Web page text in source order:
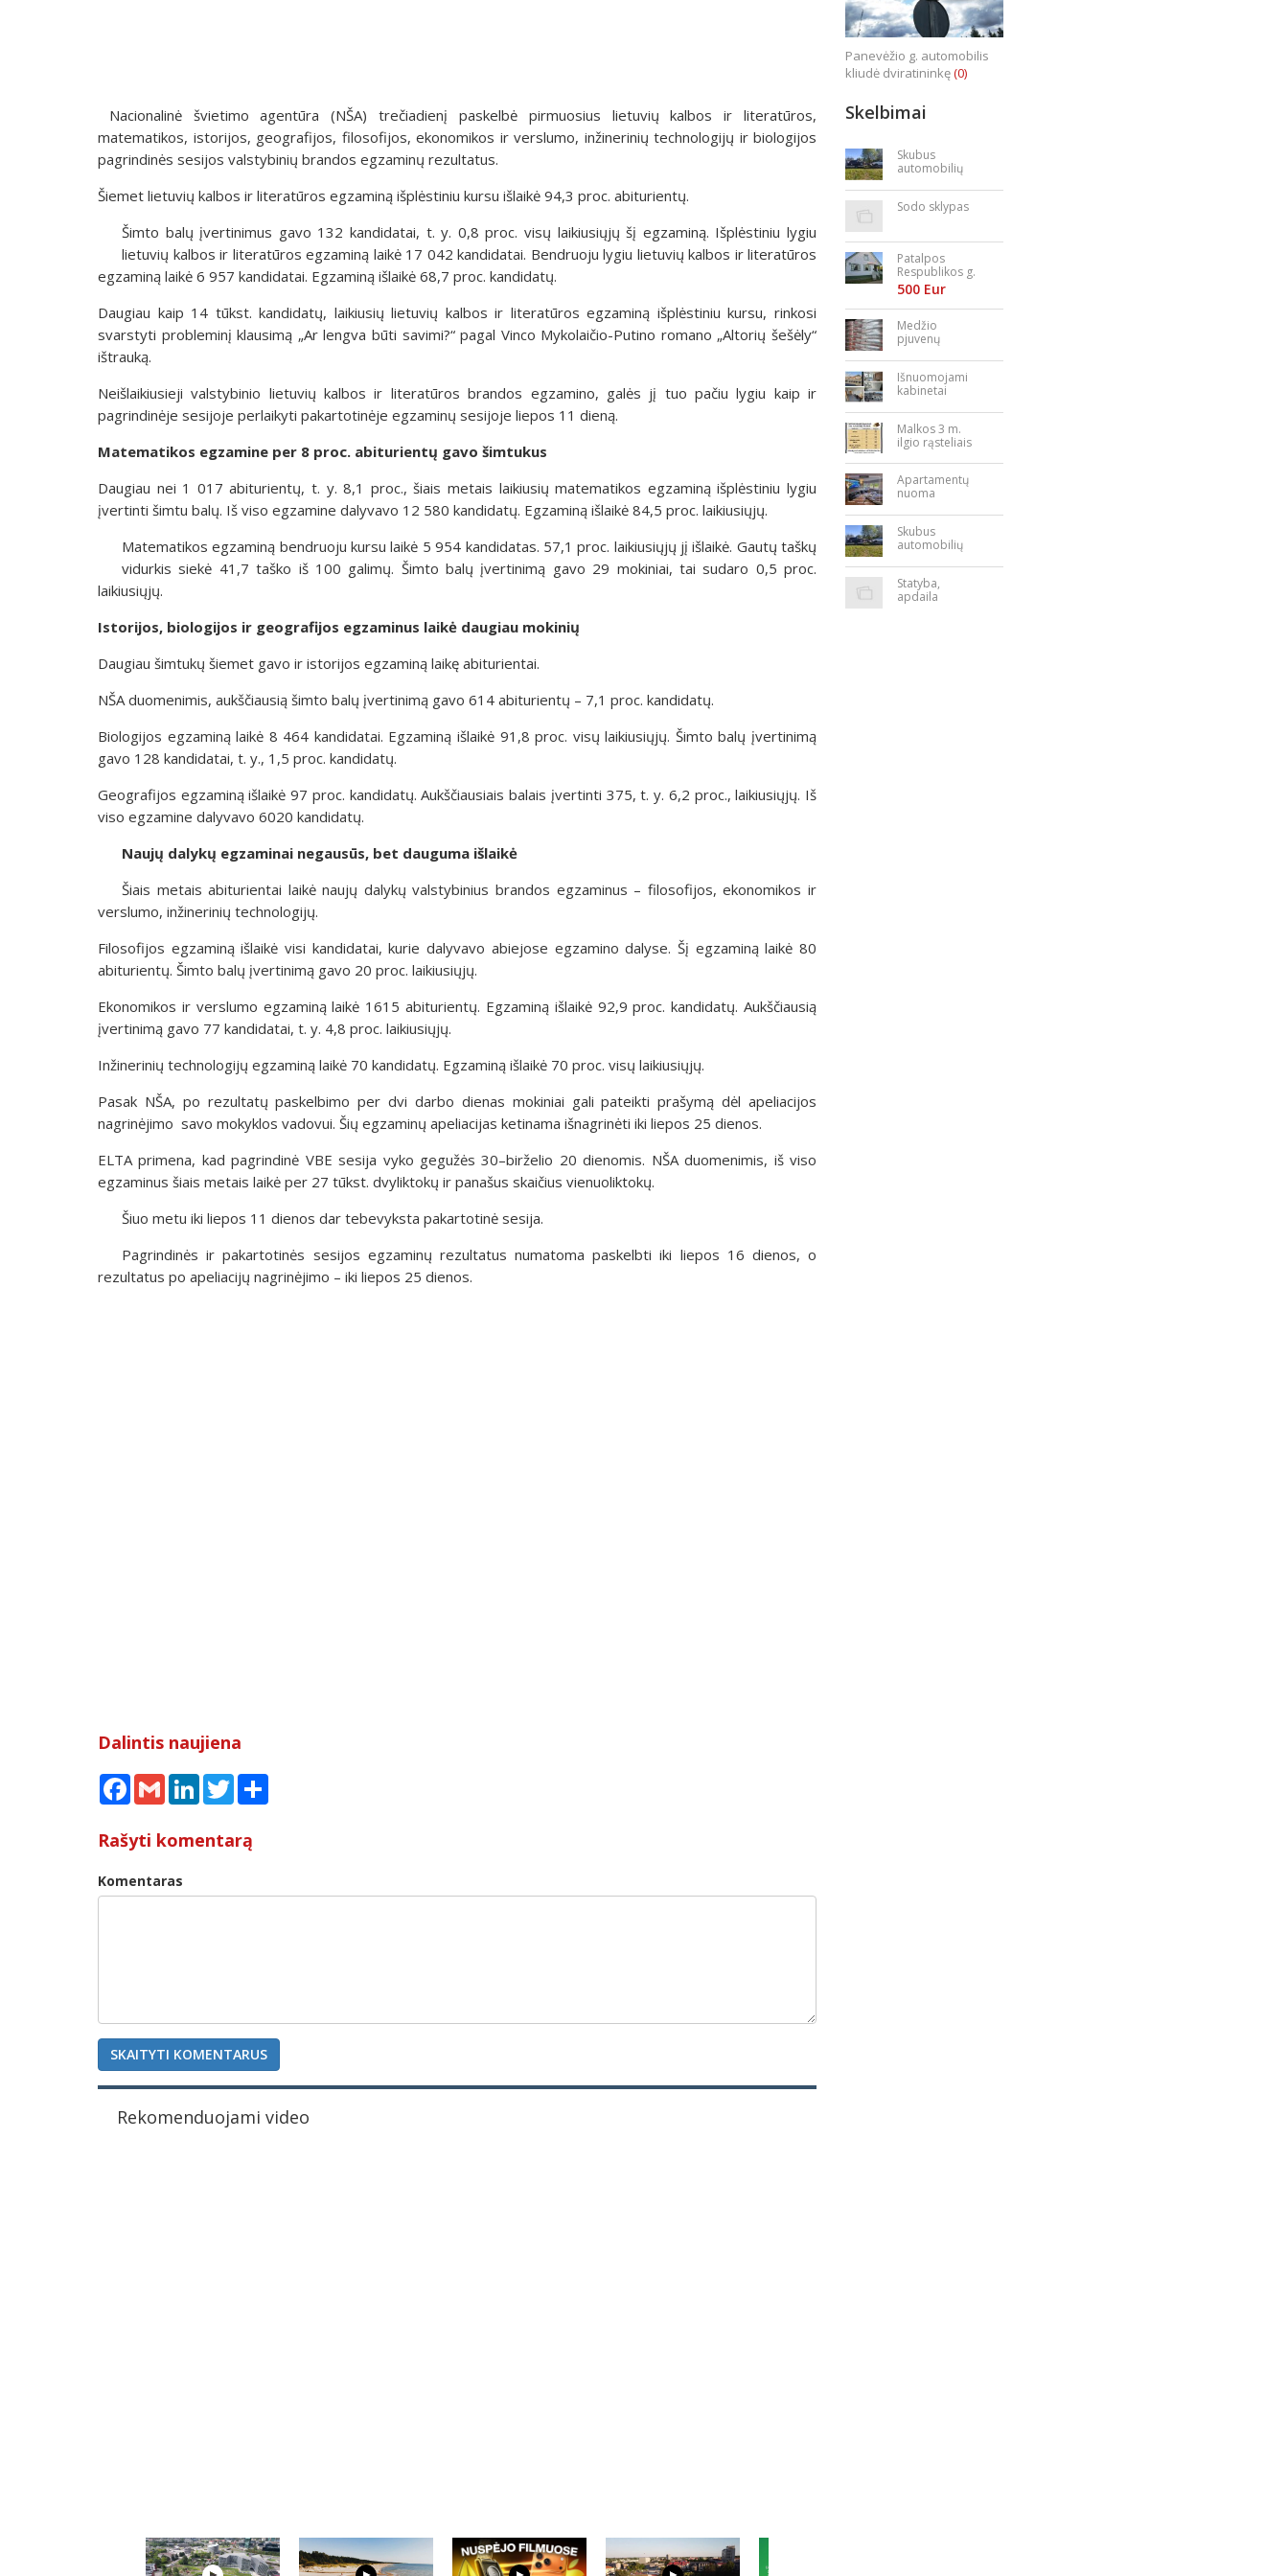
Nacionalinė švietimo agentūra (NŠA) trečiadienį paskelbė pirmuosius lietuvių kalbos ir literatūros,
matematikos, istorijos, geografijos, filosofijos, ekonomikos ir verslumo, inžinerinių technologijų ir biologijos
pagrindinės sesijos valstybinių brandos egzaminų rezultatus.
Šiemet lietuvių kalbos ir literatūros egzaminą išplėstiniu kursu išlaikė 94,3 proc. abiturientų.
Šimto balų įvertinimus gavo 132 kandidatai, t. y. 0,8 proc. visų laikiusiųjų šį egzaminą. Išplėstiniu lygiu
lietuvių kalbos ir literatūros egzaminą laikė 17 042 kandidatai. Bendruoju lygiu lietuvių kalbos ir literatūros
egzaminą laikė 6 957 kandidatai. Egzaminą išlaikė 68,7 proc. kandidatų.
Daugiau kaip 14 tūkst. kandidatų, laikiusių lietuvių kalbos ir literatūros egzaminą išplėstiniu kursu, rinkosi
svarstyti probleminį klausimą „Ar lengva būti savimi?“ pagal Vinco Mykolaičio-Putino romano „Altorių šešėly“
ištrauką.
Neišlaikiusieji valstybinio lietuvių kalbos ir literatūros brandos egzamino, galės jį tuo pačiu lygiu kaip ir
pagrindinėje sesijoje perlaikyti pakartotinėje egzaminų sesijoje liepos 11 dieną.
Matematikos egzamine per 8 proc. abiturientų gavo šimtukus
Daugiau nei 1 017 abiturientų, t. y. 8,1 proc., šiais metais laikiusių matematikos egzaminą išplėstiniu lygiu
įvertinti šimtu balų. Iš viso egzamine dalyvavo 12 580 kandidatų. Egzaminą išlaikė 84,5 proc. laikiusiųjų.
Matematikos egzaminą bendruoju kursu laikė 5 954 kandidatas. 57,1 proc. laikiusiųjų jį išlaikė. Gautų taškų
vidurkis siekė 41,7 taško iš 100 galimų. Šimto balų įvertinimą gavo 29 mokiniai, tai sudaro 0,5 proc.
laikiusiųjų.
Istorijos, biologijos ir geografijos egzaminus laikė daugiau mokinių
Daugiau šimtukų šiemet gavo ir istorijos egzaminą laikę abiturientai.
NŠA duomenimis, aukščiausią šimto balų įvertinimą gavo 614 abiturientų – 7,1 proc. kandidatų.
Biologijos egzaminą laikė 8 464 kandidatai. Egzaminą išlaikė 91,8 proc. visų laikiusiųjų. Šimto balų įvertinimą
gavo 128 kandidatai, t. y., 1,5 proc. kandidatų.
Geografijos egzaminą išlaikė 97 proc. kandidatų. Aukščiausiais balais įvertinti 375, t. y. 6,2 proc., laikiusiųjų. Iš
viso egzamine dalyvavo 6020 kandidatų.
Naujų dalykų egzaminai negausūs, bet dauguma išlaikė
Šiais metais abiturientai laikė naujų dalykų valstybinius brandos egzaminus – filosofijos, ekonomikos ir
verslumo, inžinerinių technologijų.
Filosofijos egzaminą išlaikė visi kandidatai, kurie dalyvavo abiejose egzamino dalyse. Šį egzaminą laikė 80
abiturientų. Šimto balų įvertinimą gavo 20 proc. laikiusiųjų.
Ekonomikos ir verslumo egzaminą laikė 1615 abiturientų. Egzaminą išlaikė 92,9 proc. kandidatų. Aukščiausią
įvertinimą gavo 77 kandidatai, t. y. 4,8 proc. laikiusiųjų.
Inžinerinių technologijų egzaminą laikė 70 kandidatų. Egzaminą išlaikė 70 proc. visų laikiusiųjų.
Pasak NŠA, po rezultatų paskelbimo per dvi darbo dienas mokiniai gali pateikti prašymą dėl apeliacijos
nagrinėjimo savo mokyklos vadovui. Šių egzaminų apeliacijas ketinama išnagrinėti iki liepos 25 dienos.
ELTA primena, kad pagrindinė VBE sesija vyko gegužės 30–birželio 20 dienomis. NŠA duomenimis, iš viso
egzaminus šiais metais laikė per 27 tūkst. dvyliktokų ir panašus skaičius vienuoliktokų.
Šiuo metu iki liepos 11 dienos dar tebevyksta pakartotinė sesija.
Pagrindinės ir pakartotinės sesijos egzaminų rezultatus numatoma paskelbti iki liepos 16 dienos, o
rezultatus po apeliacijų nagrinėjimo – iki liepos 25 dienos.
Dalintis naujiena
FacebookGmail LinkedInTwitter
Rašyti komentarą
Komentaras
SKAITYTI KOMENTARUS
Rekomenduojami video
Panevėžio g. automobilis
kliudė dviratininkę(0)
Skelbimai
Skubus
automobilių
Sodo sklypas
Patalpos
Respublikos g.
23
500 Eur
Medžio
pjuvenų
briketai
Išnuomojami
kabinetai
bės aikštėje
Malkos 3 m.
ilgio rąsteliais
Apartamentų
nuoma
Skubus
automobilių
Statyba,
apdaila